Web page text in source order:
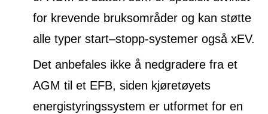
for krevende bruksområder og kan støtte
alle typer start–stopp-systemer også xEV.
Det anbefales ikke å nedgradere fra et
AGM til et EFB, siden kjøretøyets
energistyringssystem er utformet for en